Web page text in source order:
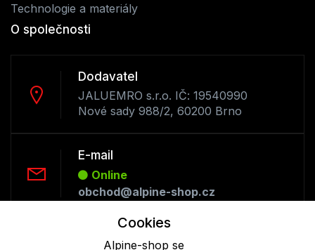
Technologie a materiály
O společnosti
Dodavatel
JALUEMRO s.r.o. IČ: 19540990
Nové sady 988/2, 60200 Brno
E-mail
Online
obchod@alpine-shop.cz
Cookies
Alpine-shop se